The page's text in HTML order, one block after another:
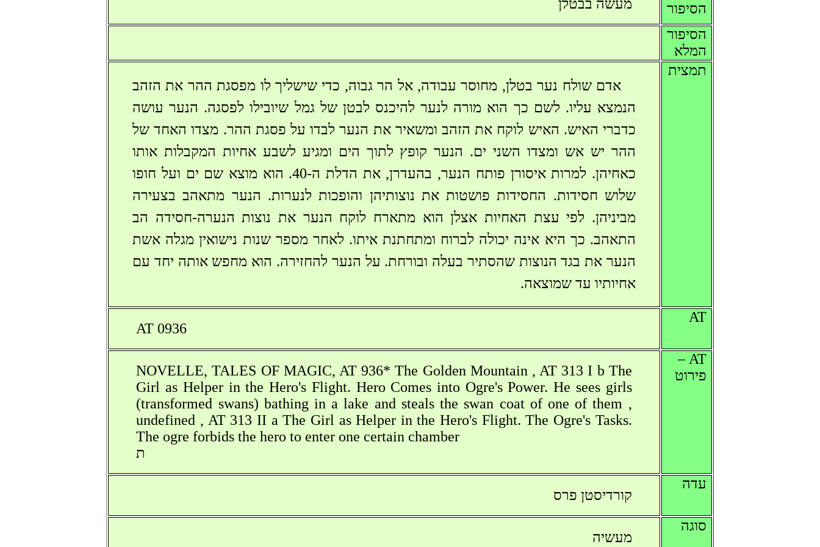
מעשה בבטלן
הסיפור
הסיפור
המלא
אדם שולח נער בטלן, מחוסר עבודה, אל הר גבוה, כדי שישליך לו מפסגת ההר את הזהב
הנמצא עליו. לשם כך הוא מורה לנער להיכנס לבטן של גמל שיובילו לפסגה. הנער עושה
כדברי האיש. האיש לוקח את הזהב ומשאיר את הנער לבדו על פסגת ההר. מצדו האחד של
ההר יש אש ומצדו השני ים. הנער קופץ לתוך הים ומגיע לשבע אחיות המקבלות אותו
כאחיהן. למרות איסורן פותח הנער, בהעדרן, את הדלת ה-40. הוא מוצא שם ים ועל חופו
שלוש חסידות. החסידות פושטות את נוצותיהן והופכות לנערות. הנער מתאהב בצעירה
מביניהן. לפי עצת האחיות אצלן הוא מתארח לוקח הנער את נוצות הנערה-חסידה הב
התאהב. כך היא אינה יכולה לברוח ומתחתנת איתו. לאחר מספר שנות נישואין מגלה אשת
הנער את בגד הנוצות שהסתיר בעלה ובורחת. על הנער להחזירה. הוא מחפש אותה יחד עם
אחיותיו עד שמוצאה.
תמצית
AT 0936
AT
NOVELLE, TALES OF MAGIC, AT 936* The Golden Mountain , AT 313 I b The
Girl as Helper in the Hero's Flight. Hero Comes into Ogre's Power. He sees girls
(transformed swans) bathing in a lake and steals the swan coat of one of them ,
undefined , AT 313 II a The Girl as Helper in the Hero's Flight. The Ogre's Tasks.
The ogre forbids the hero to enter one certain chamber
ת
AT –
פירוט
קורדיסטן פרס
עדה
מעשיה
סוגה